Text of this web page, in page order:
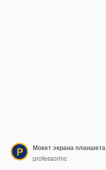
Мокет экрана планшета
professorinc